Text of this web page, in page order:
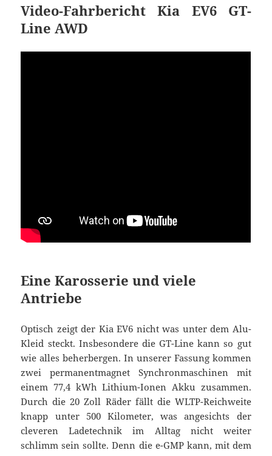
Video-Fahrbericht Kia EV6 GT-
Line AWD
Eine Karosserie und viele
Antriebe
Optisch zeigt der Kia EV6 nicht was unter dem Alu-
Kleid steckt. Insbesondere die GT-Line kann so gut
wie alles beherbergen. In unserer Fassung kommen
zwei permanentmagnet Synchronmaschinen mit
einem 77,4 kWh Lithium-Ionen Akku zusammen.
Durch die 20 Zoll Räder fällt die WLTP-Reichweite
knapp unter 500 Kilometer, was angesichts der
cleveren Ladetechnik im Alltag nicht weiter
schlimm sein sollte. Denn die e-GMP kann, mit dem